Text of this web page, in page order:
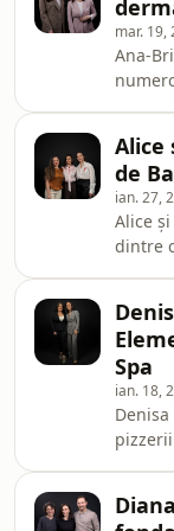
dintr-o
In
sa
mar. 19,
Ana-
sau
curent
pentru
cele
Alice
de
ian. 27,
Alice
dintre
pe
în
Spa
ian. 18,